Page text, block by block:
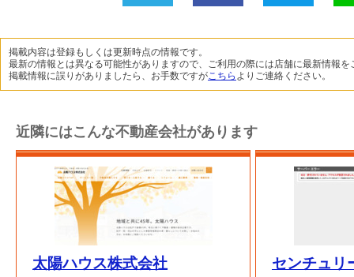
に投稿
ね！
掲載内容は登録もしくは更新時点の情報です。
最新の情報とは異なる可能性がありますので、ご利用の際には店舗に最新情報を
掲載情報に誤りがありましたら、お手数ですがこちら よりご連絡ください。
近隣にはこんな不動産会社があります
太陽ハウス株式会社 センチュ